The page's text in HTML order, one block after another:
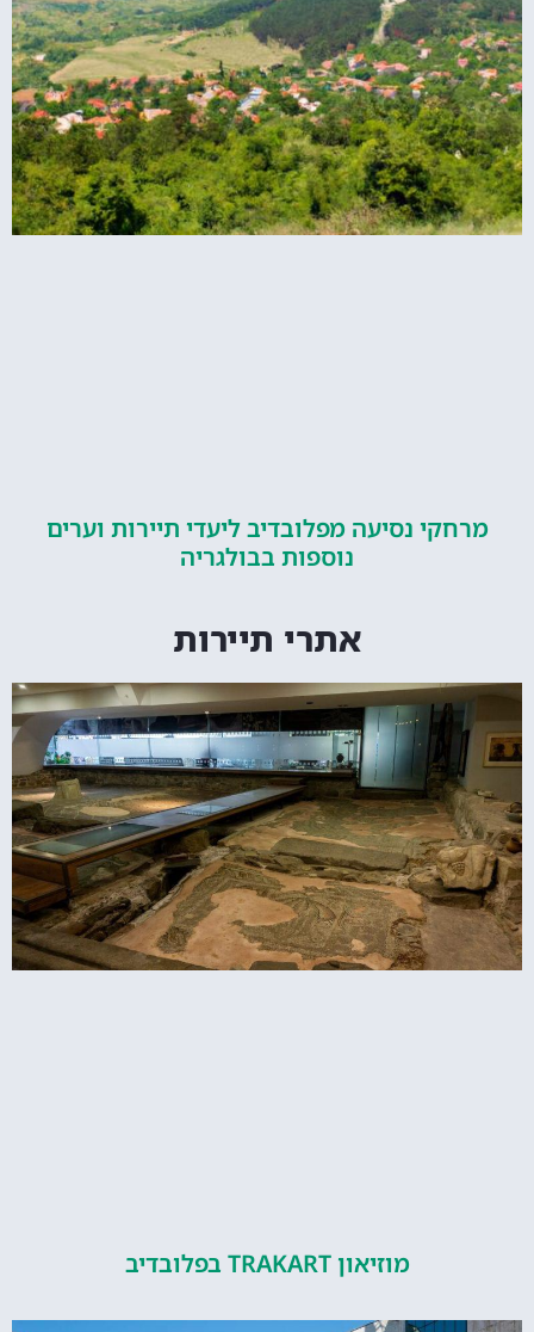
נסיעה מפלובדיב ליעדי תיירות וערים
נוספות בבולגריה
אתרי תיירות
מוזיאון TRAKART בפלובדיב